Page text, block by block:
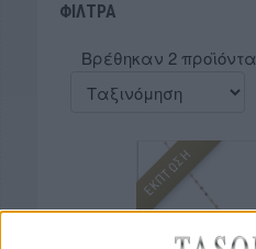
ΦΙΛΤΡΑ
Βρέθηκαν 2 προϊόντα
ΕΚΠΤΩΣΗ